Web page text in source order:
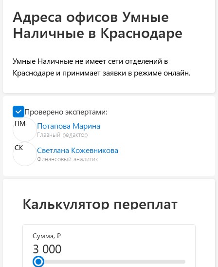
Адреса офисов Умные
Наличные в Краснодаре
Умные Наличные не имеет сети отделений в
Краснодаре и принимает заявки в режиме онлайн.
Проверено экспертами:
ПМ Потапова Марина
Главный редактор
СК Светлана Кожевникова
Финансовый аналитик
Калькулятор переплат
Сумма, ₽